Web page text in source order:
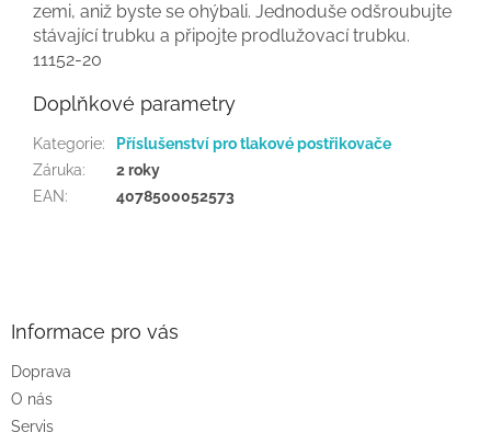
zemi, aniž byste se ohýbali. Jednoduše odšroubujte
stávající trubku a připojte prodlužovací trubku.
11152-20
Doplňkové parametry
Kategorie:
Příslušenství pro tlakové postřikovače
Záruka:
2 roky
EAN: 4078500052573
Informace pro vás
Doprava
O nás
Servis